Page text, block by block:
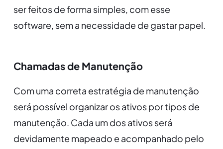
ser feitos de forma simples, com esse
software, sem a necessidade de gastar papel.
Chamadas de Manutenção
Com uma correta estratégia de manutenção
será possível organizar os ativos portipos de
manutenção. Cada um dos ativos será
devidamente mapeado e acompanhado pelo